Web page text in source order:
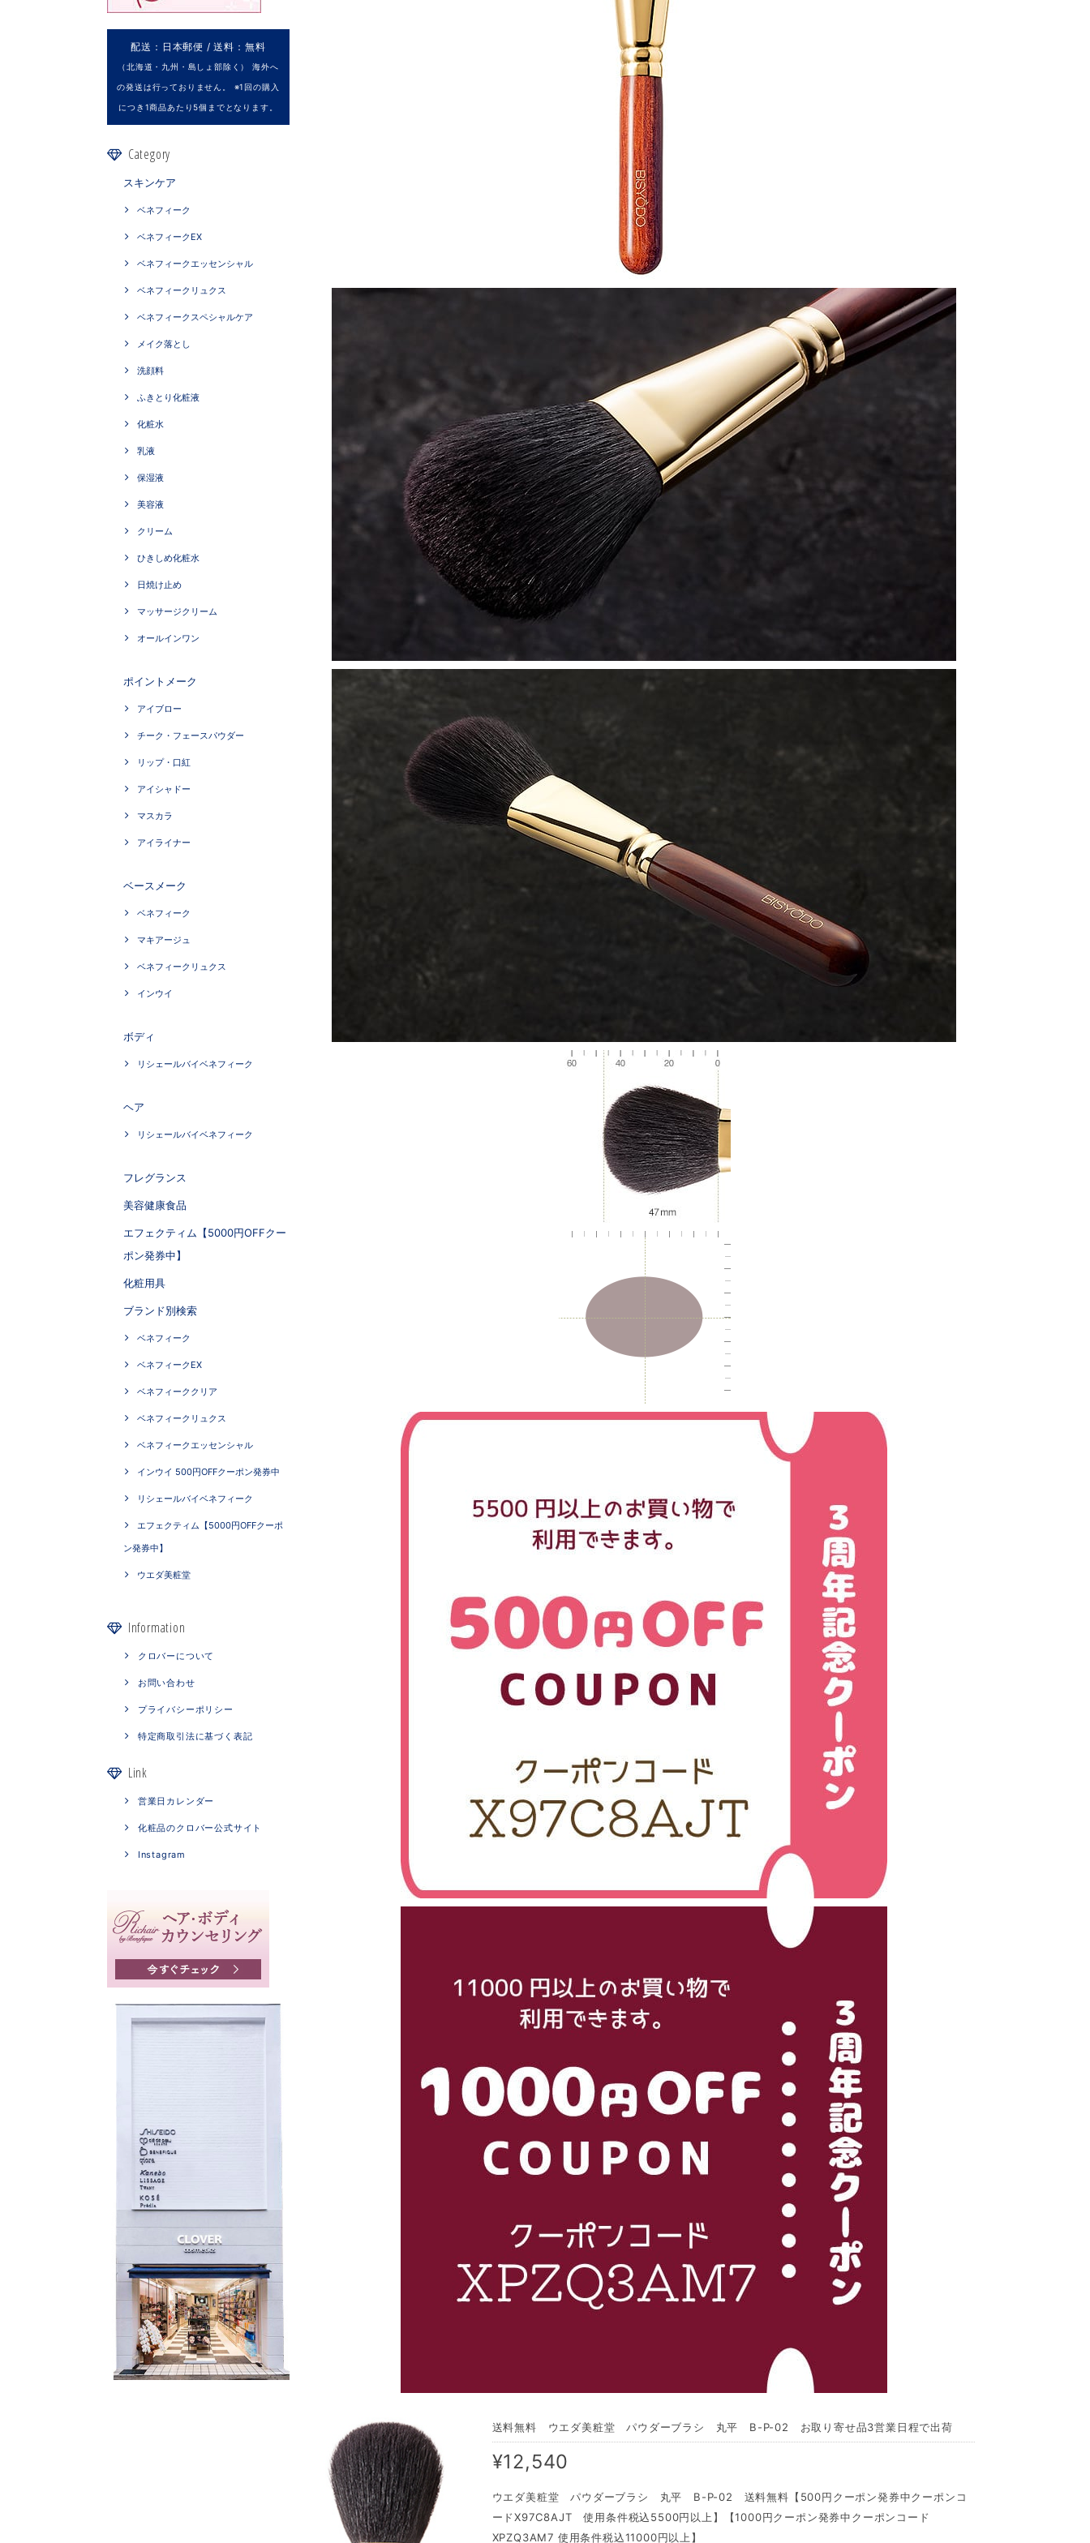
配送：日本郵便 / 送料：無料
（北海道・九州・島しょ部除く） 海外へ
の発送は行っておりません。 ※1回の購入
につき1商品あたり5個までとなります。
Category
スキンケア
ベネフィーク
ベネフィークEX
ベネフィークエッセンシャル
ベネフィークリュクス
ベネフィークスペシャルケア
メイク落とし
洗顔料
ふきとり化粧液
化粧水
乳液
保湿液
美容液
クリーム
ひきしめ化粧水
日焼け止め
マッサージクリーム
オールインワン
ポイントメーク
アイブロー
チーク・フェースパウダー
リップ・口紅
アイシャドー
マスカラ
アイライナー
ベースメーク
ベネフィーク
マキアージュ
ベネフィークリュクス
インウイ
ボディ
リシェールバイベネフィーク
ヘア
リシェールバイベネフィーク
フレグランス
美容健康食品
エフェクティム【5000円OFFクー
ポン発券中】
化粧用具
ブランド別検索
ベネフィーク
ベネフィークEX
ベネフィーククリア
ベネフィークリュクス
ベネフィークエッセンシャル
インウイ 500円OFFクーポン発券中
リシェールバイベネフィーク
エフェクティム【5000円OFFクーポ
ン発券中】
ウエダ美粧堂
Information
クロバーについて
お問い合わせ
プライバシーポリシー
特定商取引法に基づく表記
Link
営業日カレンダー
化粧品のクロバー公式サイト
Instagram
送料無料 ウエダ美粧堂 パウダーブラシ 丸平 B-P-02 お取り寄せ品3営業日程で出荷
¥12,540
ウエダ美粧堂 パウダーブラシ 丸平 B-P-02 送料無料【500円クーポン発券中クーポンコ
ードX97C8AJT 使用条件税込5500円以上】【1000円クーポン発券中クーポンコード
XPZQ3AM7 使用条件税込11000円以上】